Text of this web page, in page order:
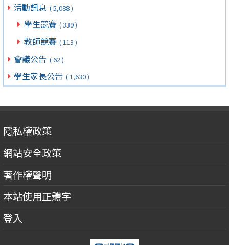
活動訊息 ( 5,088 )
學生競賽 ( 339 )
教師競賽 ( 113 )
會議公告 ( 62 )
學生家長公告 ( 1,630 )
隱私權政策
網站安全政策
著作權聲明
本站使用正體字
登入